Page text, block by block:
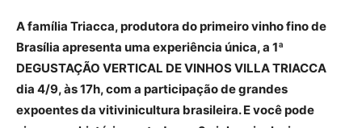
A família Triacca, produtora do primeiro vinho fino de
Brasília apresenta uma experiência única, a 1ª
DEGUSTAÇÃO VERTICAL DE VINHOS VILLA TRIACCA
dia 4/9, às 17h, com a participação de grandes
expoentes da vitivinicultura brasileira. E você pode